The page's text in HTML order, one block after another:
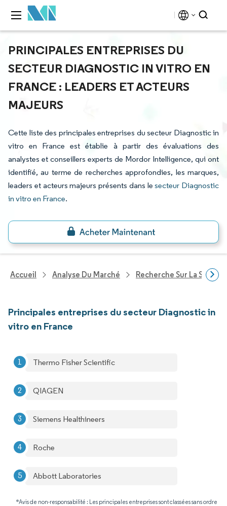
PRINCIPALES ENTREPRISES DU
SECTEUR DIAGNOSTIC IN VITRO EN
FRANCE : LEADERS ET ACTEURS
MAJEURS
Cette liste des principales entreprises du secteur Diagnostic in
vitro en France est établie à partir des évaluations des
analystes et conseillers experts de Mordor Intelligence, qui ont
identifié, au terme de recherches approfondies, les marques,
leaders et acteurs majeurs présents dans lesecteur Diagnostic
in vitro en France.
Accueil Analyse Du Marché Recherche Sur La Santé
Principales entreprises du secteur Diagnostic in
vitro en France
Thermo Fisher Scientific
QIAGEN
Siemens Healthineers
Roche
Abbott Laboratories
*Avis de non-responsabilité : Les principales entreprises sont classées sans ordre